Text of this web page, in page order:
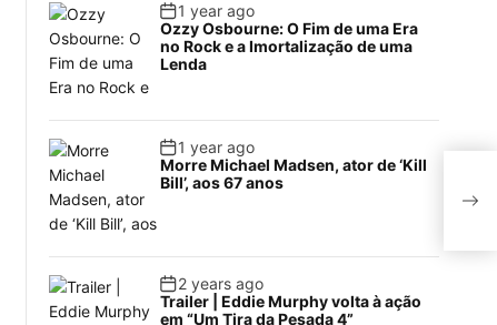
1 year ago
Ozzy Osbourne: O Fim de uma Era
no Rock e a Imortalização de uma
Lenda
1 year ago
Morre Michael Madsen, ator de ‘Kill
Bill’, aos 67 anos
2 years ago
Trailer | Eddie Murphy volta à ação
em “Um Tira da Pesada 4”